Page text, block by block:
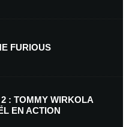
FURIOUS
: TOMMY WIRKOLA
EN ACTION